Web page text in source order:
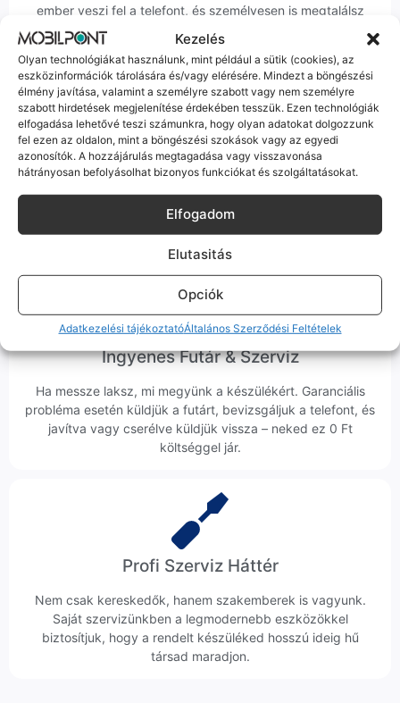
Kezelés
Olyan technológiákat használunk, mint például a sütik (cookies), az
eszközinformációk tárolására és/vagy elérésére. Mindezt a böngészési
élmény javítása, valamint a személyre szabott vagy nem személyre
szabott hirdetések megjelenítése érdekében tesszük. Ezen technológiák
elfogadása lehetővé teszi számunkra, hogy olyan adatokat dolgozzunk
fel ezen az oldalon, mint a böngészési szokások vagy az egyedi
azonosítók. A hozzájárulás megtagadása vagy visszavonása
hátrányosan befolyásolhat bizonyos funkciókat és szolgáltatásokat.
Elfogadom
Elutasitás
Opciók
Adatkezelési tájékoztatóÁltalános Szerződési Feltételek
ember veszi fel a telefont, és személyesen is megtalálsz
Korrekt Ügyintézés
Hibázni emberi dolog, de a felelősségvállalás nálunk alap.
hanem megoldást. Szakértő kollégáink azonnal kézbe
veszik az ügyedet.
Ingyenes Futár & Szerviz
Ha messze laksz, mi megyünk a készülékért. Garanciális
probléma esetén küldjük a futárt, bevizsgáljuk a telefont, és
javítva vagy cserélve küldjük vissza – neked ez 0 Ft
költséggel jár.
Profi Szerviz Háttér
Nem csak kereskedők, hanem szakemberek is vagyunk.
Saját szervizünkben a legmodernebb eszközökkel
biztosítjuk, hogy a rendelt készüléked hosszú ideig hű
társad maradjon.